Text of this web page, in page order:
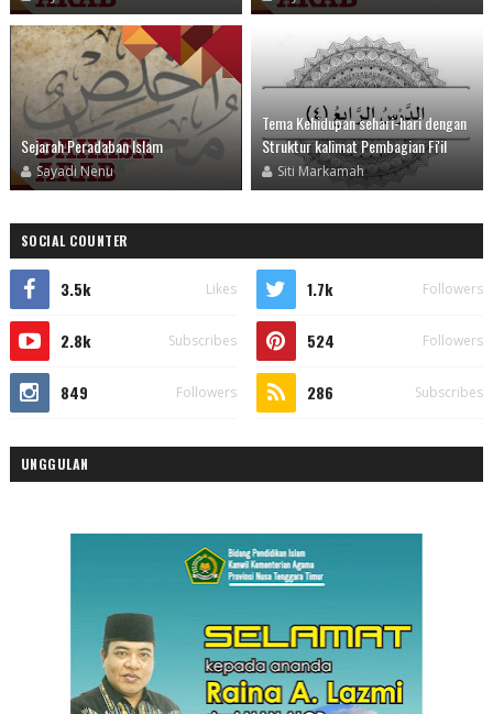
Sejarah Peradaban Islam
Sayadi Nenu
Tema Kehidupan sehari-hari dengan
Struktur kalimat Pembagian Fi'il
Siti Markamah
SOCIAL COUNTER
3.5k Likes 1.7k Followers
2.8k Subscribes 524 Followers
849 Followers 286 Subscribes
UNGGULAN